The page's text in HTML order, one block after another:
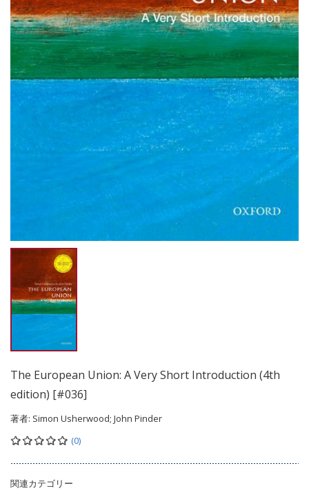
The European Union: A Very Short Introduction (4th
edition) [#036]
著者: Simon Usherwood; John Pinder
(0)
関連カテゴリー